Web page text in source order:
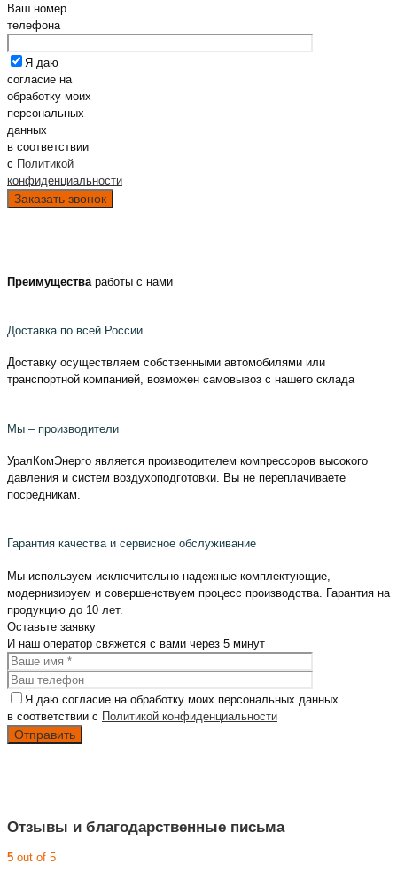
Ваш номер
телефона
Я даю
согласие на
обработку моих
персональных
данных
в соответствии
с Политикой
конфиденциальности
Преимущества работы с нами
Доставка по всей России
Доставку осуществляем собственными автомобилями или
транспортной компанией, возможен самовывоз с нашего склада
Мы – производители
УралКомЭнерго является производителем компрессоров высокого
давления и систем воздухоподготовки. Вы не переплачиваете
посредникам.
Гарантия качества и сервисное обслуживание
Мы используем исключительно надежные комплектующие,
модернизируем и совершенствуем процесс производства. Гарантия на
продукцию до 10 лет.
Оставьте заявку
И наш оператор свяжется с вами через 5 минут
Я даю согласие на обработку моих персональных данных
в соответствии с Политикой конфиденциальности
Отзывы и благодарственные письма
5 out of 5